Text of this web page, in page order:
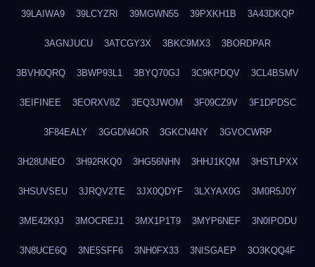
39LAIWA9 39LCYZRI 39MGWN55 39PXKH1B 3A43DKQP
3AGNJUCU 3ATCGY3X 3BKC9MX3 3BORDPAR
3BVH0QRQ 3BWP93L1 3BYQ70GJ 3C9KPDQV 3CL4BSMV
3EIFINEE 3EORXV8Z 3EQ3JWOM 3F09CZ9V 3F1DPDSC
3F84EALY 3GGDN4OR 3GKCN4NY 3GVOCWRP
3H28UNEO 3H92RKQ0 3HG56NHN 3HHJ1KQM 3HSTLPXX
3HSUVSEU 3JRQV2TE 3JX0QDYF 3LXYAX0G 3M0R5J0Y
3ME42K9J 3MOCREJ1 3MX1P1T9 3MYP6NEF 3N0IPODU
3N8UCE6Q 3NE5SFF6 3NH0FX33 3NISGAEP 3O3KQQ4F